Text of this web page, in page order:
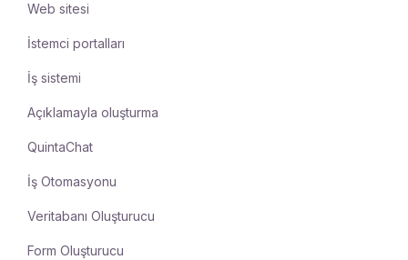
Web sitesi
İstemci portalları
İş sistemi
Açıklamayla oluşturma
QuintaChat
İş Otomasyonu
Veritabanı Oluşturucu
Form Oluşturucu